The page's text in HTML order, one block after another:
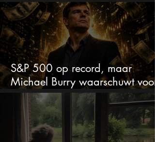
met de kwartaalcijfers
S&P 500 op record, maar
Michael Burry waarschuwt voor
crash zoals in 1987